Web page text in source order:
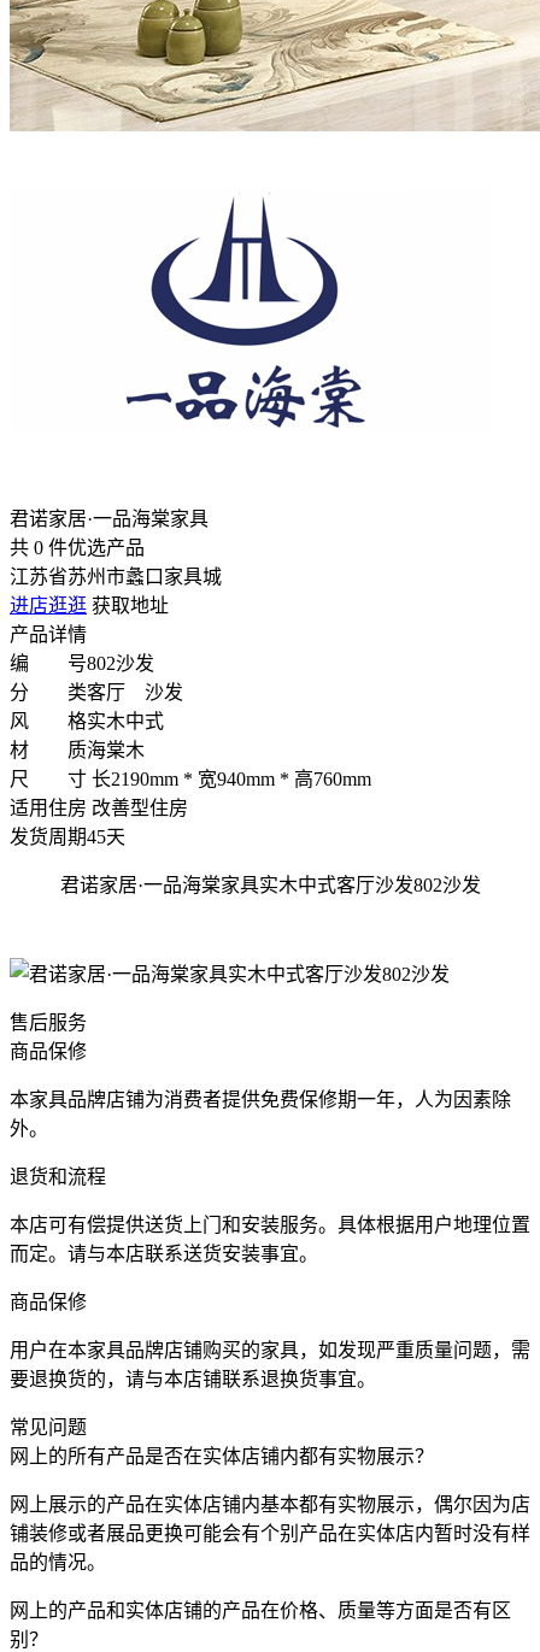
君诺家居·一品海棠家具
共 0 件优选产品
江苏省苏州市蠡口家具城
进店逛逛 获取地址
产品详情
编 号802沙发
分 类客厅 沙发
风 格实木中式
材 质海棠木
尺 寸 长2190mm * 宽940mm * 高760mm
适用住房 改善型住房
发货周期45天
君诺家居·一品海棠家具实木中式客厅沙发802沙发
售后服务
商品保修
本家具品牌店铺为消费者提供免费保修期一年，人为因素除
外。
退货和流程
本店可有偿提供送货上门和安装服务。具体根据用户地理位置
而定。请与本店联系送货安装事宜。
商品保修
用户在本家具品牌店铺购买的家具，如发现严重质量问题，需
要退换货的，请与本店铺联系退换货事宜。
常见问题
网上的所有产品是否在实体店铺内都有实物展示？
网上展示的产品在实体店铺内基本都有实物展示，偶尔因为店
铺装修或者展品更换可能会有个别产品在实体店内暂时没有样
品的情况。
网上的产品和实体店铺的产品在价格、质量等方面是否有区
别？